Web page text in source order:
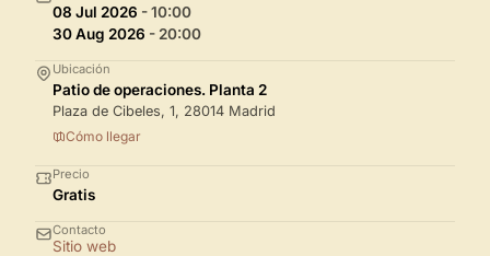
08 Jul 2026 - 10:00
30 Aug 2026 - 20:00
Ubicación
Patio de operaciones. Planta 2
Plaza de Cibeles, 1, 28014 Madrid
Cómo llegar
Precio
Gratis
Contacto
Sitio web